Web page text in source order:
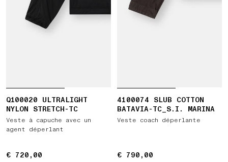
Q100020 ULTRALIGHT
NYLON STRETCH-TC
Veste à capuche avec un
agent déperlant
€ 720,00
€ 720,00
4100074 SLUB COTTON
BATAVIA-TC_S.I. MARINA
Veste coach déperlante
€ 790,00
€ 790,00